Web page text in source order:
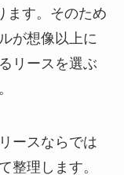
ます。そのため
が想像以上に
リースを選ぶ
ースならでは
整理します。